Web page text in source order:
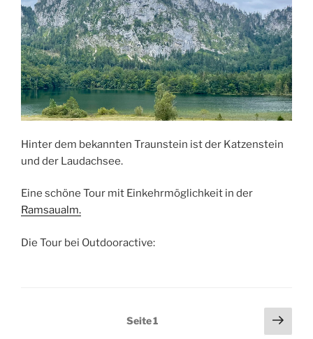
Hinter dem bekannten Traunstein ist der Katzenstein
und der Laudachsee.
Eine schöne Tour mit Einkehrmöglichkeit in der
Ramsaualm.
Die Tour bei Outdooractive:
Seitennummerierung
Seite1